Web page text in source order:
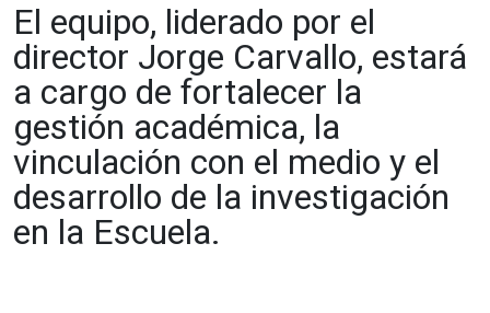
El equipo, liderado por el
director Jorge Carvallo, estará
a cargo de fortalecer la
gestión académica, la
vinculación con el medio y el
desarrollo de la investigación
en la Escuela.